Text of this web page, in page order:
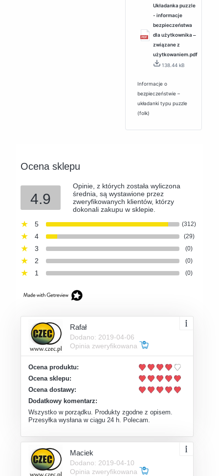
Układanka puzzle
- informacje
bezpieczeństwa
dla użytkownika ‒
związane z
użytkowaniem.pdf
138.44 kB
Informacje o
bezpieczeństwie –
układanki typu puzzle
(folk)
Ocena sklepu
4.9
Opinie, z których została wyliczona
średnia, są wystawione przez
zweryfikowanych klientów, którzy
dokonali zakupu w sklepie.
5
(312)
4 (29)
3 (0)
2 (0)
1 (0)
Rafał
Dodano: 2019-04-06
Opinia zweryfikowana
Ocena produktu:
Ocena sklepu:
Ocena dostawy:
Dodatkowy komentarz:
Wszystko w porządku. Produkty zgodne z opisem.
Przesyłka wysłana w ciągu 24 h. Polecam.
Maciek
Dodano: 2019-04-10
Opinia zweryfikowana